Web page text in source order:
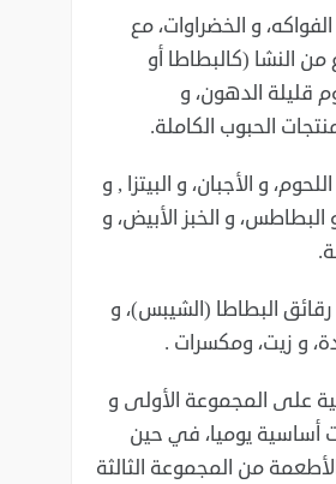
و الخضراوات، مع
النشا (كالبطاطا أو
قليلة الدهون، و
الحبوب الكاملة.
و الأجبان، و البيتزا , و
البطاطس، و الخبز الأبيض، و
البطاطا (الشيبس)، و
و زيت، ومكسرات .
على المجموعة الأولى و
أساسية يوميا، في حين
من المجموعة الثالثة